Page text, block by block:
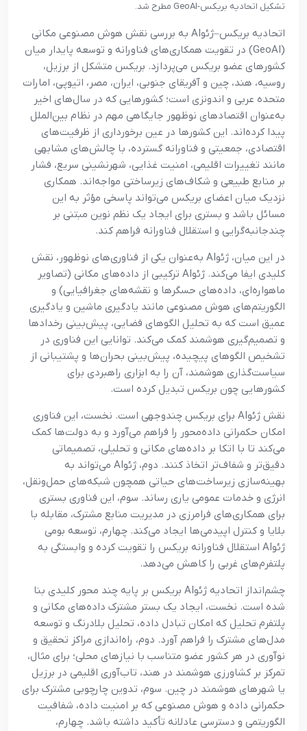
تشکیل اتحادیه بریکس-GeoAI مطرح شد.
اتحادیه بریکس–ژئوAI به بررسی نقش هوش مصنوعی مکانی
(GeoAI) در تقویت همکاری‌های فناورانه و توسعه پایدار میان
کشورهای عضو بریکس می‌پردازد. بریکس متشکل از برزیل،
روسیه، هند، چین و آفریقای جنوبی، ایران، مصر، اتیوپی، امارات
متحده عربی و اندونزی است؛ کشورهایی که در سال‌های اخیر
به‌عنوان اقتصادهای نوظهور جایگاهی مهم در نظام بین‌الملل
پیدا کرده‌اند. این کشورها در عین برخورداری از ظرفیت‌های
اقتصادی، جمعیتی و فناورانه گسترده، با چالش‌های مشابهی
مانند تغییرات اقلیمی، امنیت غذایی، شهرنشینی سریع، فشار
بر منابع طبیعی و شکاف‌های زیرساختی مواجه‌اند. همکاری
نزدیک میان اعضای بریکس می‌تواند پاسخی مؤثر به این
مسائل باشد و بستری برای ایجاد یک نظم نوین مبتنی بر
چندجانبه‌گرایی و استقلال فناورانه فراهم کند.
در این میان، ژئوAI به‌عنوان یکی از فناوری‌های نوظهور، نقش
کلیدی ایفا می‌کند. ژئوAI ترکیبی از داده‌های مکانی (تصاویر
ماهواره‌ای، داده‌های حسگرها و نقشه‌های جغرافیایی) و
الگوریتم‌های هوش مصنوعی مانند یادگیری ماشین و یادگیری
عمیق است که به تحلیل الگوهای فضایی، پیش‌بینی رخدادها
و تصمیم‌گیری هوشمند کمک می‌کند. توانایی این فناوری در
تشخیص الگوهای پیچیده، پیش‌بینی بحران‌ها و پشتیبانی از
سیاست‌گذاری هوشمند، آن را به ابزاری راهبردی برای
کشورهایی چون بریکس تبدیل کرده است.
نقش ژئوAI برای بریکس چندوجهی است. نخست، این فناوری
امکان حکمرانی داده‌محور را فراهم می‌آورد و به دولت‌ها کمک
می‌کند تا با اتکا بر داده‌های مکانی و تحلیلی، تصمیماتی
دقیق‌تر و شفاف‌تر اتخاذ کنند. دوم، ژئوAI می‌تواند به
بهینه‌سازی زیرساخت‌های حیاتی همچون شبکه‌های حمل‌ونقل،
انرژی و خدمات عمومی یاری رساند. سوم، این فناوری بستری
برای همکاری‌های فرامرزی در مدیریت منابع مشترک، مقابله با
بلایا و کنترل اپیدمی‌ها ایجاد می‌کند. چهارم، توسعه بومی
ژئوAI استقلال فناورانه بریکس را تقویت کرده و وابستگی به
پلتفرم‌های غربی را کاهش می‌دهد.
چشم‌انداز اتحادیه ژئوAI بریکس بر پایه چند محور کلیدی بنا
شده است. نخست، ایجاد یک بستر مشترک داده‌های مکانی و
پلتفرم تحلیل که امکان تبادل داده، تحلیل بلادرنگ و توسعه
مدل‌های مشترک را فراهم آورد. دوم، راه‌اندازی مراکز تحقیق و
نوآوری در هر کشور عضو متناسب با نیازهای محلی؛ برای مثال،
تمرکز بر کشاورزی هوشمند در هند، تاب‌آوری اقلیمی در برزیل
یا شهرهای هوشمند در چین. سوم، تدوین چارچوبی مشترک برای
حکمرانی داده و هوش مصنوعی که بر امنیت داده، شفافیت
الگوریتمی و دسترسی عادلانه تأکید داشته باشد. چهارم،